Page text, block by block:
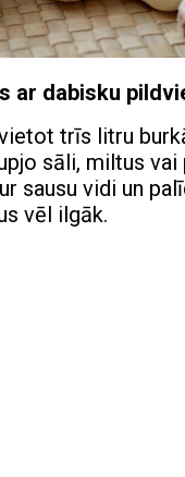
ar dabisku
trīs litru
sāli, miltus vai
sausu vidi un
vēl ilgāk.